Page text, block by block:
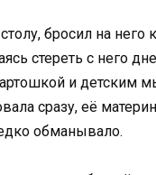
бросил на него
стереть с него
и детским
сразу, её
обманывало.